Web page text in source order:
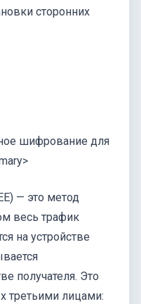
сторонних
шифрование для
— это метод
весь трафик
на устройстве
получателя. Это
третьими лицами: